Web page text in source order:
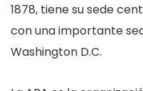
1878, tiene su sede
con una importante
Washington D.C.